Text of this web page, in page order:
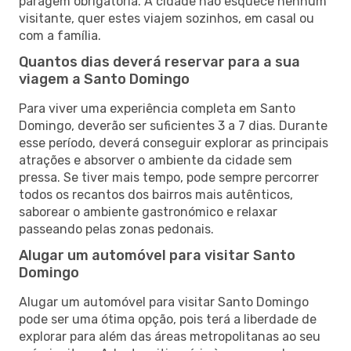
visitante, quer estes viajem sozinhos, em casal ou
com a família.
Quantos dias deverá reservar para a sua
viagem a Santo Domingo
Para viver uma experiência completa em Santo
Domingo, deverão ser suficientes 3 a 7 dias. Durante
esse período, deverá conseguir explorar as principais
atrações e absorver o ambiente da cidade sem
pressa. Se tiver mais tempo, pode sempre percorrer
todos os recantos dos bairros mais autênticos,
saborear o ambiente gastronómico e relaxar
passeando pelas zonas pedonais.
Alugar um automóvel para visitar Santo
Domingo
Alugar um automóvel para visitar Santo Domingo
pode ser uma ótima opção, pois terá a liberdade de
explorar para além das áreas metropolitanas ao seu